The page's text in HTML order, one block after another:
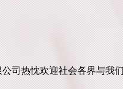
司热忱欢迎社会各界与我